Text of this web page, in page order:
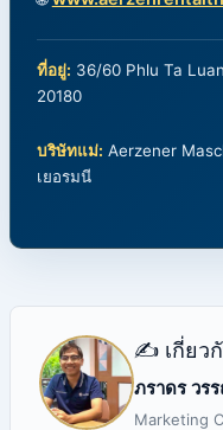
ที่อยู่: 36/60 Phlu Ta
20180
บริษัทแม่: Aerzener
เยอรมนี
✍️ เกี่ยว
ภราดร วร
Marketing